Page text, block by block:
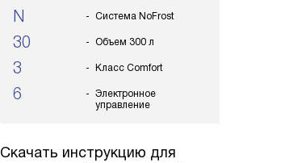
N Система NoFrost
30 Объем 300 л
3 Класс Comfort
6
Электронное
управление
Скачать инструкцию для